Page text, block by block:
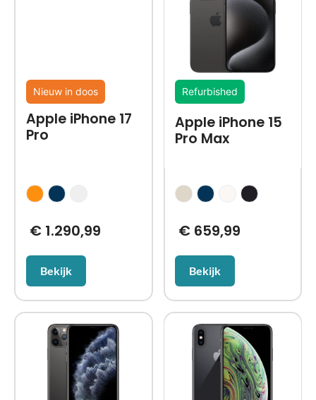
Nieuw in doos
Apple iPhone 17
Pro
€1.290,99
Bekijk
Refurbished
Apple iPhone 15
Pro Max
€ 659,99
Bekijk